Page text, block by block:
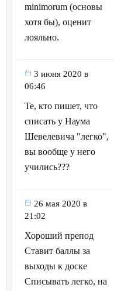
minimorum (основы
хотя бы), оценит
лояльно.
3 июня 2020 в
06:46
Те, кто пишет, что
списать у Наума
Шевелевича "легко",
вы вообще у него
учились???
26 мая 2020 в
21:02
Хороший препод
Ставит баллы за
выходы к доске
Списывать легко, на